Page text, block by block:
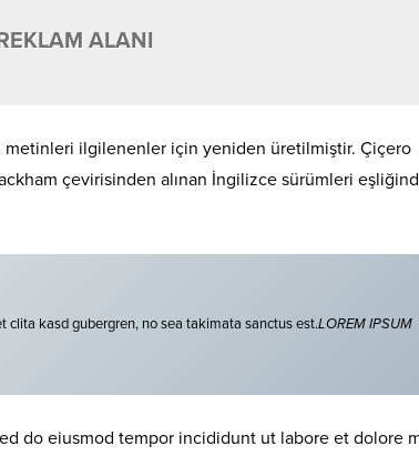
ALANI
metinleri ilgilenenler için yeniden üretilmiştir. Çiçero
çevirisinden alınan İngilizce sürümleri
clita kasd gubergren, no sea takimata sanctus est.LOREM IPSUM
do eiusmod tempor incididunt ut labore et dolore